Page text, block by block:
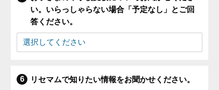
い。いらっしゃらない場合「予定なし」とご回
答ください。
リセマムで知りたい情報をお聞かせください。